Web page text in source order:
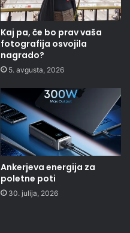
Kaj pa, če bo prav vaša
fotografija osvojila
nagrado?
5. avgusta, 2026
Ankerjeva energija za
poletne poti
30. julija, 2026